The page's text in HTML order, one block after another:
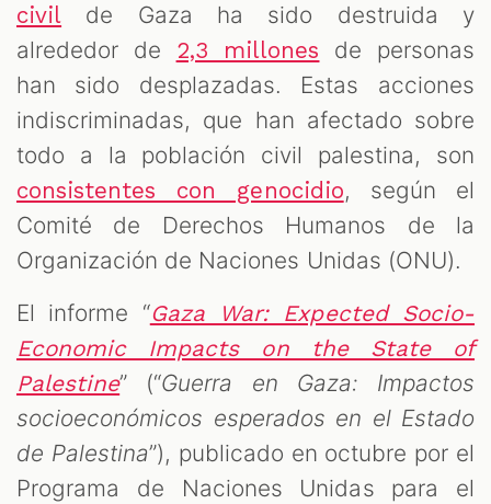
civil de Gaza ha sido destruida y
alrededor de 2,3 millones de personas
han sido desplazadas. Estas acciones
indiscriminadas, que han afectado sobre
todo a la población civil palestina, son
consistentes con genocidio, según el
Comité de Derechos Humanos de la
Organización de Naciones Unidas (ONU).
El informe “Gaza War: Expected Socio-
Economic Impacts on the State of
Palestine” (“Guerra en Gaza: Impactos
socioeconómicos esperados en el Estado
de Palestina”), publicado en octubre por el
Programa de Naciones Unidas para el